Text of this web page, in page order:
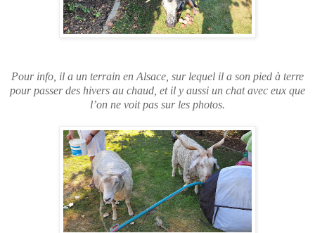
Pour info, il a un terrain en Alsace, sur lequel il a son pied à terre
pour passer des hivers au chaud , et il y aussi un chat avec eux que
l’on ne voit pas sur les photos.